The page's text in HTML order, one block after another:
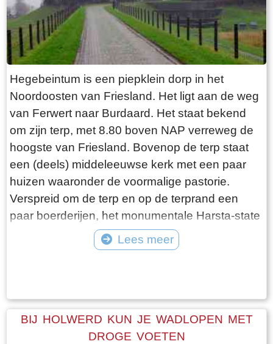
waar. De laatste bewoner van Jongemastate
was Burgemeester van Slooten. Hij was
burgemeester van de gemeente
Rauwerderhem. Het voormalige gemeentehuis
staat een eindje verderop. Het is moeilijk voor te
stellen maar toen hij verhuisde heeft hij de state
met de grond gelijk laten maken. Misschien
heeft hij tevergeefs een advertentie geplaatst in
de Leeuwarder Courant met de vraag of iemand
zijn ambtswoning zou willen overnemen voor
een schappelijk prijsje. Wellicht bij gebrek aan
belangstelling heeft Burgemeester van Slooten
er korte metten mee gemaakt. Opgeruimd staat
netjes moet hij hebben gedacht, terwijl hij de
deur voor de laatste keer achter zich sloot!
Hegebeintum is een piepklein dorp in het
Noordoosten van Friesland. Het ligt aan de weg
van Ferwert naar Burdaard. Het staat bekend
om zijn terp, met 8.80 boven NAP verreweg de
hoogste van Friesland. Bovenop de terp staat
een (deels) middeleeuwse kerk met een paar
huizen waaronder de voormalige pastorie.
Verspreid om de terp en op de terprand een
paar boerderijen, het monumentale Harsta-state
en een dozijn huizen. Gisteren was ik er op een
druilerige dag in december. Voordeel van deze
optimaal uitzicht op de terp en haar bebouwing.
Een ideale dag voor een “rondje om de kerk”.
Vanaf de parkeerplaats bij het
Lees meer
BIJ HOLWERD KUN JE WADLOPEN MET
DROGE VOETEN